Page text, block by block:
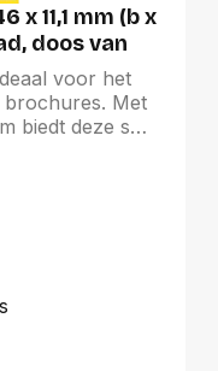
11,1 mm (b x
doos van
voor het
Met
biedt deze set
een nette
inkjetprinters,
voor een